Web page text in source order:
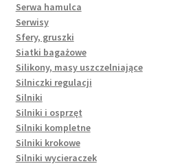
Serwa hamulca
Serwisy
Sfery, gruszki
Siatki bagażowe
Silikony, masy uszczelniające
Silniczki regulacji
Silniki
Silniki i osprzęt
Silniki kompletne
Silniki krokowe
Silniki wycieraczek